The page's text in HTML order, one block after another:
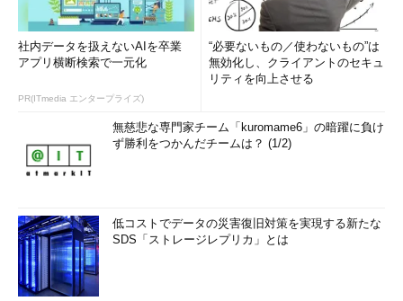
社内データを扱えないAIを卒業
アプリ横断検索で一元化
PR(ITmedia エンタープライズ)
“必要ないもの／使わないもの”は
無効化し、クライアントのセキュ
リティを向上させる
無慈悲な専門家チーム「kuromame6」の暗躍に負け
ず勝利をつかんだチームは？ (1/2)
低コストでデータの災害復旧対策を実現する新たな
SDS「ストレージレプリカ」とは